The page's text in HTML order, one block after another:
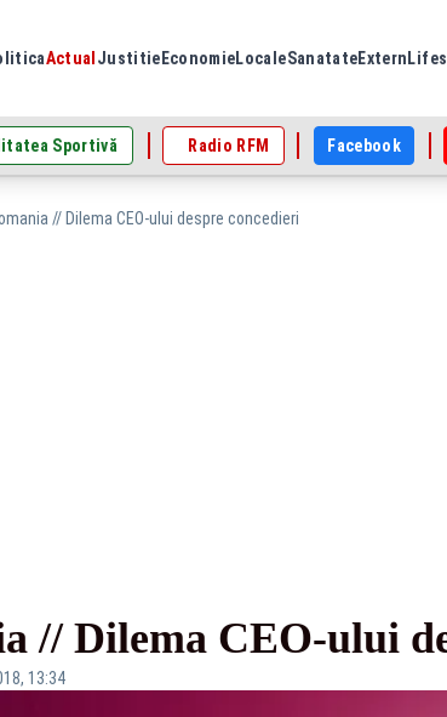
Actual Justitie EconomieLocaleSanatateExtern
Sportivă Radio RFM Facebook
// Dilema CEO-ului despre concedieri
// Dilema CEO-ului
13:34